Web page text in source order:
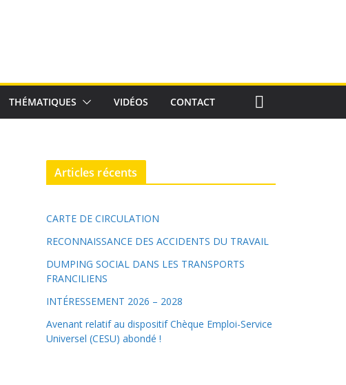
THÉMATIQUES VIDÉOS CONTACT
Articles récents
CARTE DE CIRCULATION
RECONNAISSANCE DES ACCIDENTS DU TRAVAIL
DUMPING SOCIAL DANS LES TRANSPORTS
FRANCILIENS
INTÉRESSEMENT 2026 – 2028
Avenant relatif au dispositif Chèque Emploi-Service
Universel (CESU) abondé !